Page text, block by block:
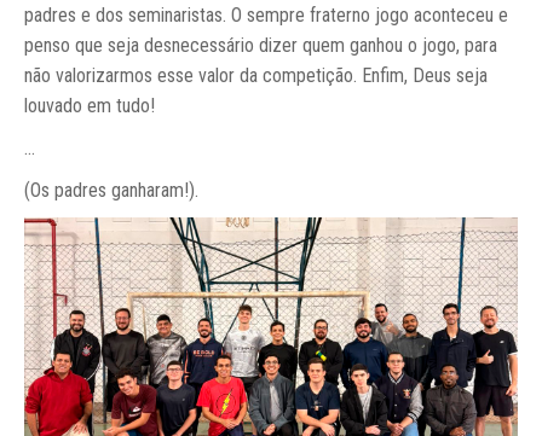
padres e dos seminaristas. O sempre fraterno jogo aconteceu e
penso que seja desnecessário dizer quem ganhou o jogo, para
não valorizarmos esse valor da competição. Enfim, Deus seja
louvado em tudo!
...
(Os padres ganharam!).